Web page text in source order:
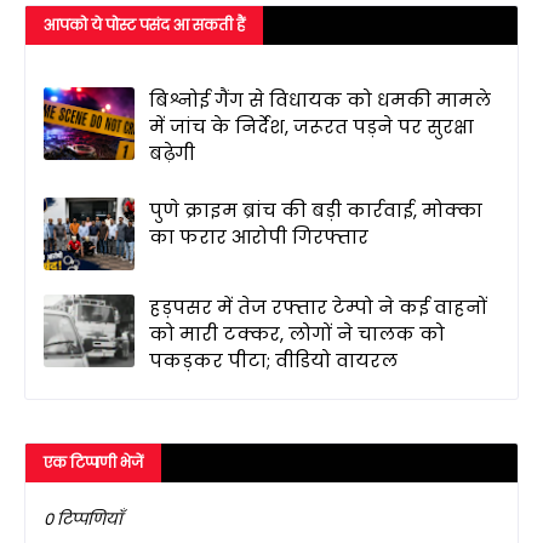
आपको ये पोस्ट पसंद आ सकती हैं
बिश्नोई गैंग से विधायक को धमकी मामले
में जांच के निर्देश, जरूरत पड़ने पर सुरक्षा
बढ़ेगी
पुणे क्राइम ब्रांच की बड़ी कार्रवाई, मोक्का
का फरार आरोपी गिरफ्तार
हड़पसर में तेज रफ्तार टेम्पो ने कई वाहनों
को मारी टक्कर, लोगों ने चालक को
पकड़कर पीटा; वीडियो वायरल
एक टिप्पणी भेजें
0 टिप्पणियाँ